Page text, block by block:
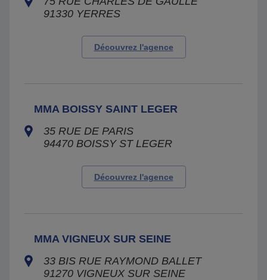
91330 YERRES
Découvrez l'agence
MMA BOISSY SAINT LEGER
35 RUE DE PARIS
94470 BOISSY ST LEGER
Découvrez l'agence
MMA VIGNEUX SUR SEINE
33 BIS RUE RAYMOND BALLET
91270 VIGNEUX SUR SEINE